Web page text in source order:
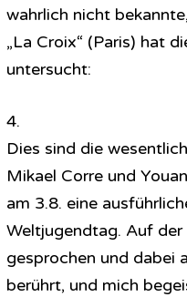
wahrlich nicht
„La Croix“ (Paris) hat
untersucht:
4.
Dies sind die
Mikael Corre und
am 3.8. eine
Weltjugendtag. Auf der
gesprochen und dabei
berührt, und mich